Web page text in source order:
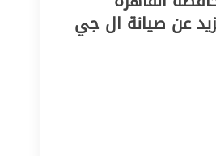
عن صيانة ال جي